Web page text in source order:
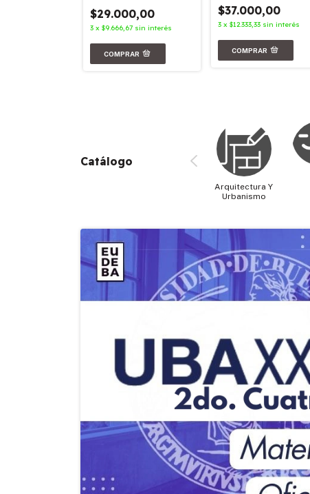
$29.000,00
3 x $9.666,67 sin interés
$37.000,00
3 x $12.333,33 sin interés
Catálogo
Arquitectura Y
Urbanismo